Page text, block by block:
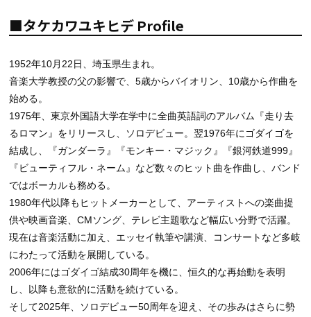
■タケカワユキヒデ Profile
1952年10月22日、埼玉県生まれ。
音楽大学教授の父の影響で、5歳からバイオリン、10歳から作曲を
始める。
1975年、東京外国語大学在学中に全曲英語詞のアルバム『走り去
るロマン』をリリースし、ソロデビュー。翌1976年にゴダイゴを
結成し、『ガンダーラ』『モンキー・マジック』『銀河鉄道999』
『ビューティフル・ネーム』など数々のヒット曲を作曲し、バンド
ではボーカルも務める。
1980年代以降もヒットメーカーとして、アーティストへの楽曲提
供や映画音楽、CMソング、テレビ主題歌など幅広い分野で活躍。
現在は音楽活動に加え、エッセイ執筆や講演、コンサートなど多岐
にわたって活動を展開している。
2006年にはゴダイゴ結成30周年を機に、恒久的な再始動を表明
し、以降も意欲的に活動を続けている。
そして2025年、ソロデビュー50周年を迎え、その歩みはさらに勢